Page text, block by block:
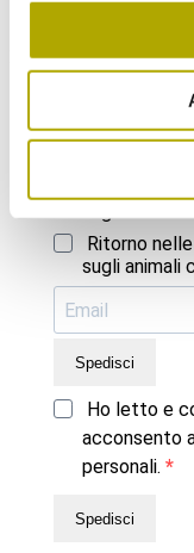
Se desideri, ti
Iscriviti subito!
Ritorno
sugli animali
Spedisci
Ho letto e
acconsento
personali.
Spedisci